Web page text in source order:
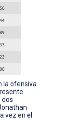
la ofensiva
dos
vez en el